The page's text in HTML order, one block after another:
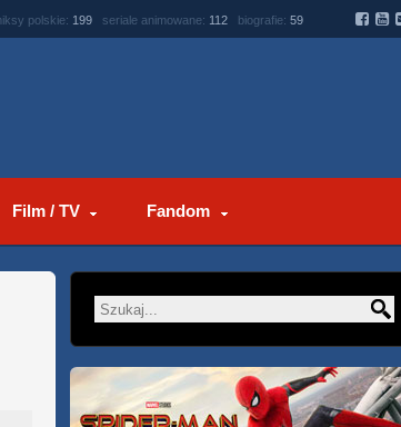
polskie: 199 seriale animowane: 112 biografie: 59
Film / TV Fandom